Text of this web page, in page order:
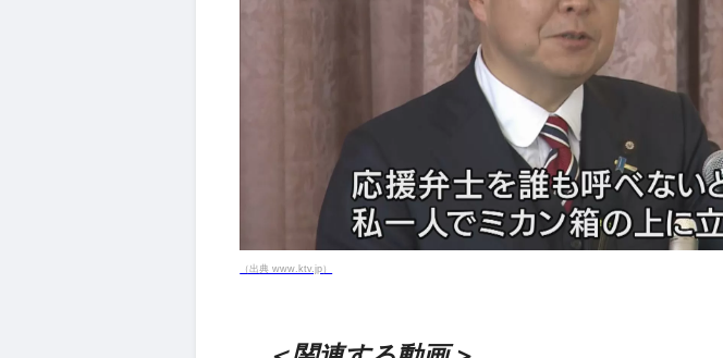
（出典 www.ktv.jp）